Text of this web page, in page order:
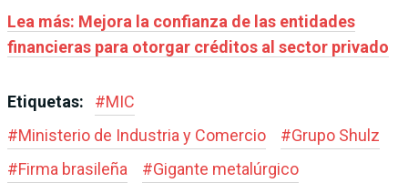
Lea más: Mejora la confianza de las entidades
financieras para otorgar créditos al sector privado
Etiquetas: #MIC
#Ministerio de Industria y Comercio #Grupo Shulz
#Firma brasileña #Gigante metalúrgico